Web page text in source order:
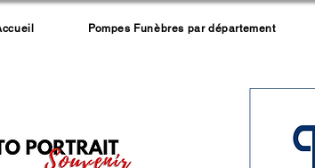
Pompes Funèbres par département